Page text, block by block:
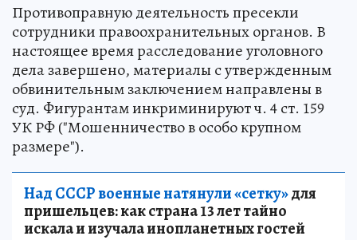
Противоправную деятельность пресекли
сотрудники правоохранительных органов. В
настоящее время расследование уголовного
дела завершено, материалы с утвержденным
обвинительным заключением направлены в
суд. Фигурантам инкриминируют ч. 4 ст. 159
УК РФ ("Мошенничество в особо крупном
размере").
Над СССР военные натянули «сетку»для
пришельцев: как страна 13 лет тайно
искала и изучала инопланетных гостей